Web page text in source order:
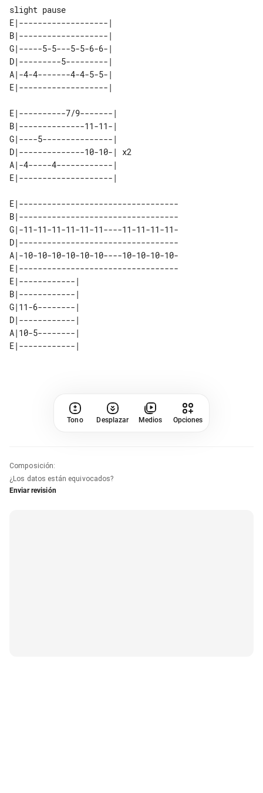
E|-------------------|
B|-------------------|
G|-----5-5---5-5-6-6-|
D|---------5---------|
A|-4-4-------4-4-5-5-|
E|----------7/9-------|
B|--------------11-11-|
G|----5---------------|
D|--------------10-10-| x2
A|-4-----4------------|
E|----------------------------------
B|----------------------------------
G|-11-11-11-11-11-11----11-11-11-11-
D|----------------------------------
A|-10-10-10-10-10-10----10-10-10-10-
E|----------------------------------
E|------------|
B|------------|
G|11-6--------|
D|------------|
A|10-5--------|
Tono Desplazar Medios Opciones
Composición:
¿Los datos están equivocados?
Enviar revisión